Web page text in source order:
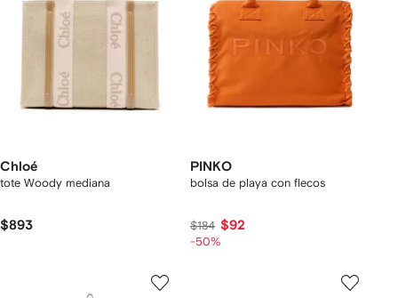
Chloé
tote Woody mediana
$893
PINKO
bolsa de playa con flecos
$184 $92
-50%